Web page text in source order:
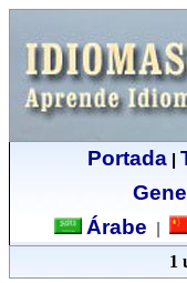
Portada|
Árabe
1